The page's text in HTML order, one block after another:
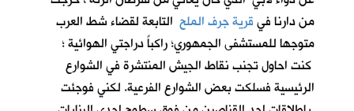
من دارنا فيقرية جرف الملح التابعة لقضاء شط العرب
متوجها للمستشفى الجمهوري؛ راكباً دراجتي الهوائية ؛
كنت احاول تجنب نقاط الجيش المنتشرة في الشوارع
الرئيسية فسلكت بعض الشوارع الفرعية. لكني فوجئت